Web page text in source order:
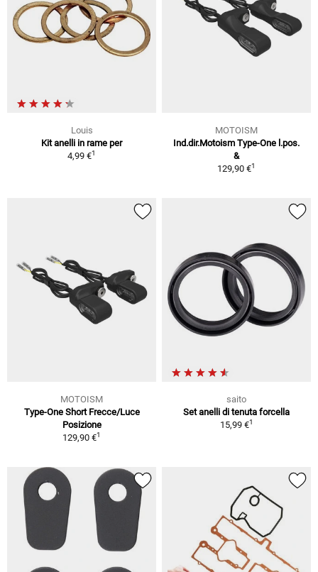
Louis
Kit anelli in rame per
4,99 €1
MOTOISM
Ind.dir.Motoism Type-One l.pos.
&
129,90 €1
MOTOISM
Type-One Short Frecce/Luce
Posizione
129,90 €1
saito
Set anelli di tenuta forcella
15,99 €1